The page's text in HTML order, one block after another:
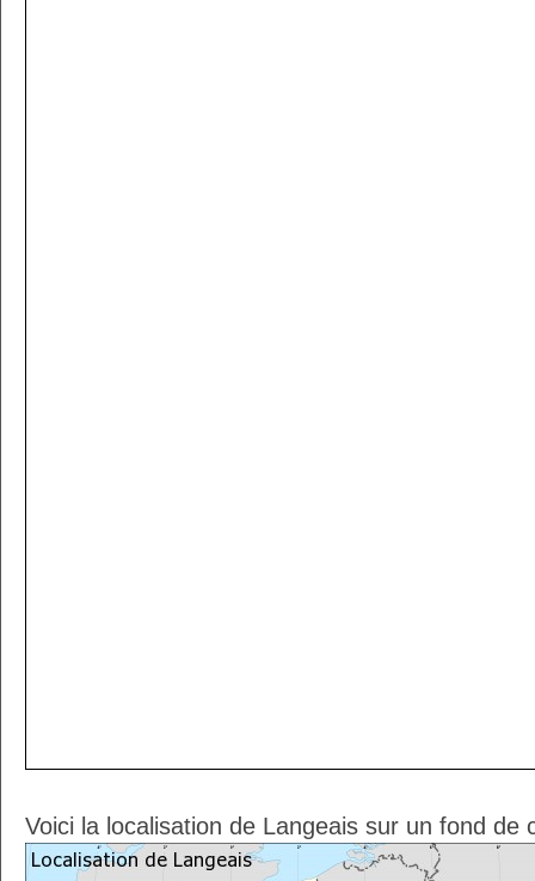
Voici la localisation de Langeais sur un fond de